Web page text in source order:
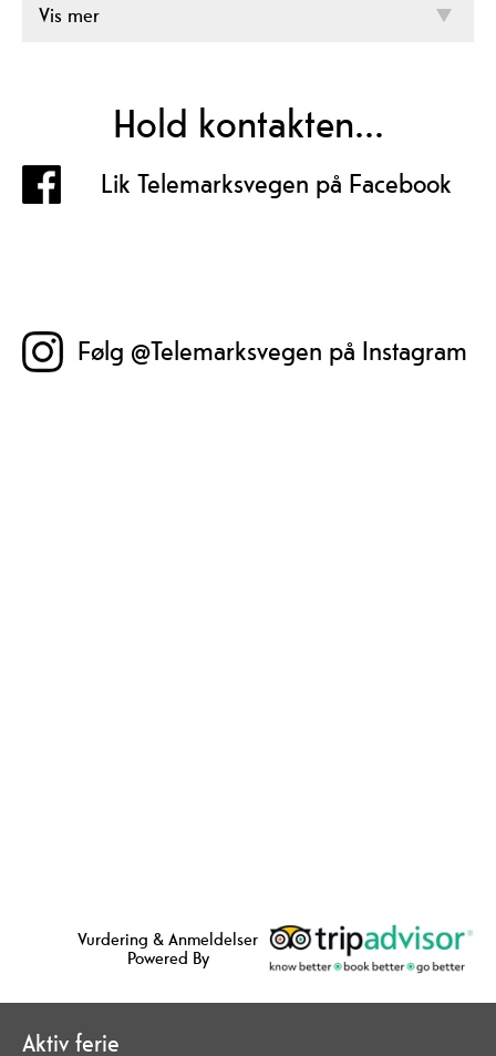
Vis mer
Hold kontakten...
Lik Telemarksvegen på Facebook
Følg @Telemarksvegen på Instagram
Vurdering & Anmeldelser
Powered By
Aktiv ferie